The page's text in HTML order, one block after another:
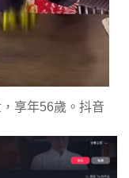
享年56歲。抖音